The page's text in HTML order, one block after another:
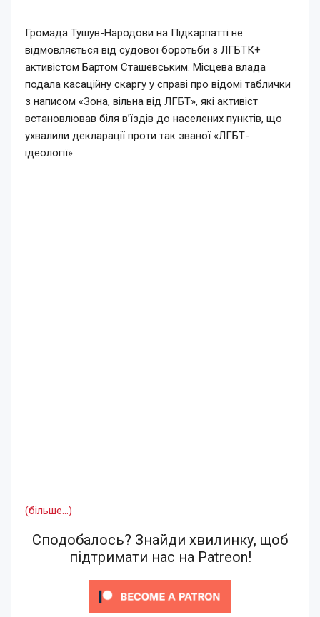
Громада Тушув-Народови на Підкарпатті не
відмовляється від судової боротьби з ЛГБТК+
активістом Бартом Сташевським. Місцева влада
подала касаційну скаргу у справі про відомі таблички
з написом «Зона, вільна від ЛГБТ», які активіст
встановлював біля в’їздів до населених пунктів, що
ухвалили декларації проти так званої «ЛГБТ-
ідеології».
(більше…)
Сподобалось? Знайди хвилинку, щоб
підтримати нас на Patreon!